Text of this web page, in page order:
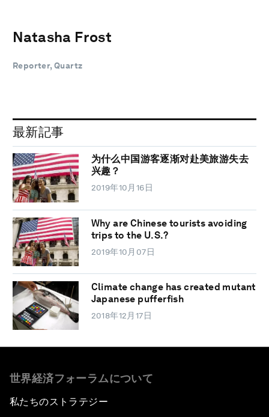
Natasha Frost
Reporter, Quartz
最新記事
为什么中国游客逐渐对赴美旅游失去
兴趣？
2019年10月16日
Why are Chinese tourists avoiding
trips to the U.S.?
2019年10月07日
Climate change has created mutant
Japanese pufferfish
2018年12月17日
世界経済フォーラムについて
私たちのストラテジー